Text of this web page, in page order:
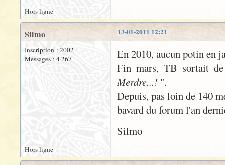
Hors ligne
13-01-2011 12:21
Silmo
Inscription : 2002
Messages : 4 267
En 2010, aucun potin en
Fin mars, TB sortait
Merdre...! ".
Depuis, pas loin de 140
bavard du forum l'an
Silmo
Hors ligne